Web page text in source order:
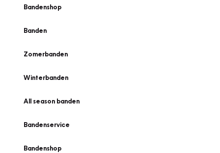
Bandenshop
Banden
Zomerbanden
Winterbanden
All season banden
Bandenservice
Bandenshop